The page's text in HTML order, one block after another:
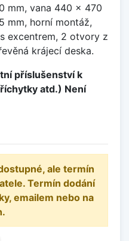
mm, vana 440 x 470
mm, horní montáž,
excentrem, 2 otvory z
krájecí deska.
příslušenství k
atd.) Není
ale termín
Termín dodání
emailem nebo na